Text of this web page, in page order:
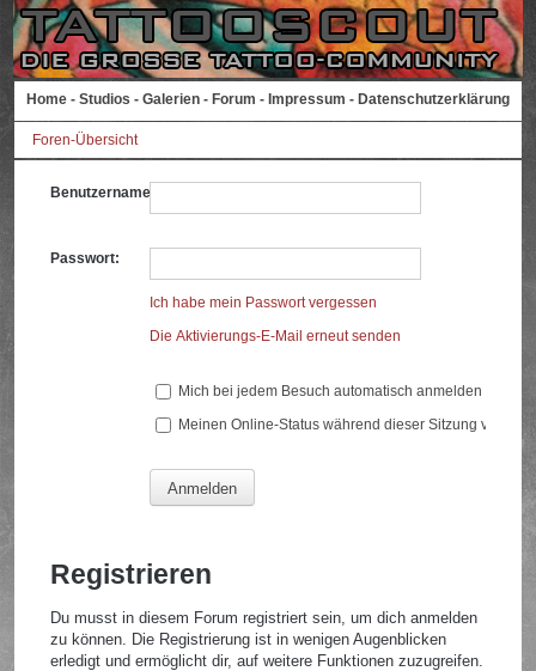
Home - Studios - Galerien - Forum - Impressum - Datenschutzerklärung
Foren-Übersicht
Benutzername:
Passwort:
Ich habe mein Passwort vergessen
Die Aktivierungs-E-Mail erneut senden
Mich bei jedem Besuch automatisch anmelden
Meinen Online-Status während dieser Sitzung
Registrieren
Du musst in diesem Forum registriert sein, um dich anmelden
zu können. Die Registrierung ist in wenigen Augenblicken
erledigt und ermöglicht dir, auf weitere Funktionen zuzugreifen.